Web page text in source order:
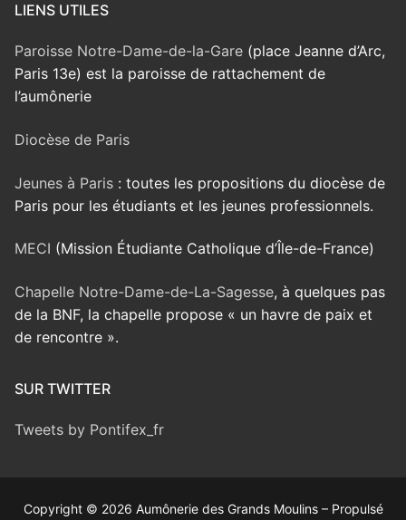
LIENS UTILES
Paroisse Notre-Dame-de-la-Gare (place Jeanne d’Arc,
Paris 13e) est la paroisse de rattachement de
l’aumônerie
Diocèse de Paris
Jeunes à Paris : toutes les propositions du diocèse de
Paris pour les étudiants et les jeunes professionnels.
MECI (Mission Étudiante Catholique d’Île-de-France)
Chapelle Notre-Dame-de-La-Sagesse, à quelques pas
de la BNF, la chapelle propose « un havre de paix et
de rencontre ».
SUR TWITTER
Tweets by Pontifex_fr
Copyright © 2026 Aumônerie des Grands Moulins – Propulsé